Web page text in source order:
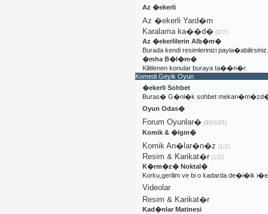
Az �ekerli
Az �ekerli Yard�m
Karalama ka��d�(1/7)
Az �ekerlilerin Alb�m�
Burada kendi resimlerinizi payla�abilirsiniz.
�mha B�l�m�
Kilitlenen konular buraya ta��n�r.
Komedi Geyik Oyun
�ekerli Sohbet
Buras� G�nl�k sohbet
Oyun Odas�
Forum Oyunlar�(90/185)
Komik & �lgin�
Komik An�lar�n�z (1/2)
Resim & Karikat�r(1/2)
K�rm�z� Noktal�
Korku,gerilim ve bi o kadarda de�i�ik
Videolar
Resim & Karikat�r
Kad�nlar Matinesi